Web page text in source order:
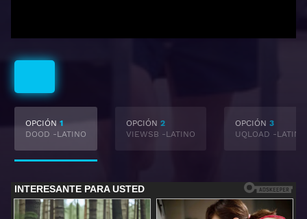
OPCIÓN 1
DOOD -LATINO
OPCIÓN 2
VIEWSB -LATINO
OPCIÓN 3
UQLOAD -LATINO